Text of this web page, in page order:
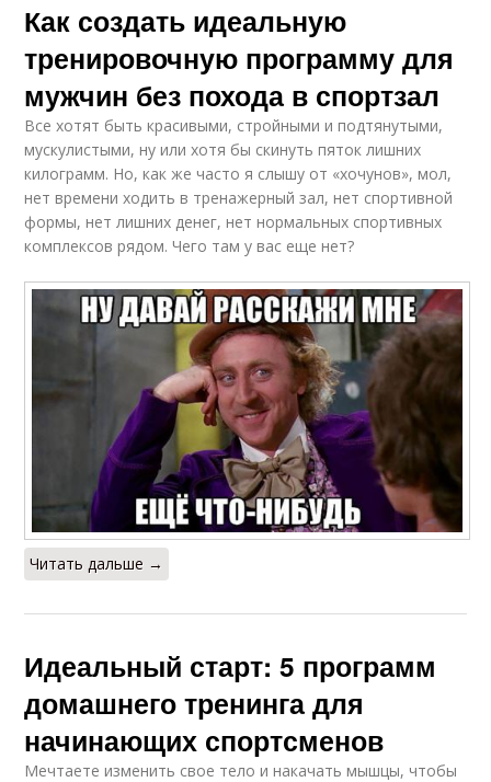
Как создать идеальную
тренировочную программу для
мужчин без похода в спортзал
Все хотят быть красивыми, стройными и подтянутыми,
мускулистыми, ну или хотя бы скинуть пяток лишних
килограмм. Но, как же часто я слышу от «хочунов», мол,
нет времени ходить в тренажерный зал, нет спортивной
формы, нет лишних денег, нет нормальных спортивных
комплексов рядом. Чего там у вас еще нет?
Читать дальше →
Идеальный старт: 5 программ
домашнего тренинга для
начинающих спортсменов
Мечтаете изменить свое тело и накачать мышцы, чтобы